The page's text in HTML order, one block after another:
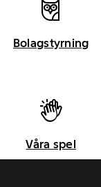
Bolagstyrning
Våra spel